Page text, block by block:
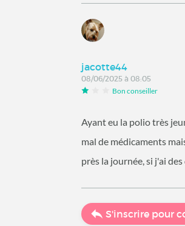
jacotte44
08/06/2025 à 08:05
Bon conseiller
Ayant eu la polio très
mal de médicaments
près la journée, si j'ai
S'inscrire pour